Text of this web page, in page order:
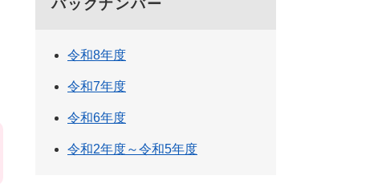
バックナンバー
令和8年度
令和7年度
令和6年度
令和2年度～令和5年度